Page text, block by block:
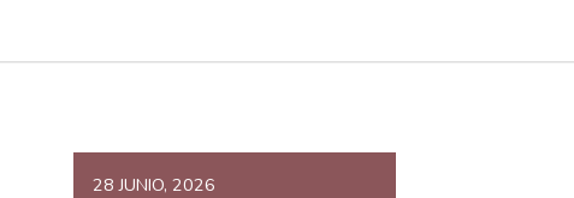
28 JUNIO, 2026